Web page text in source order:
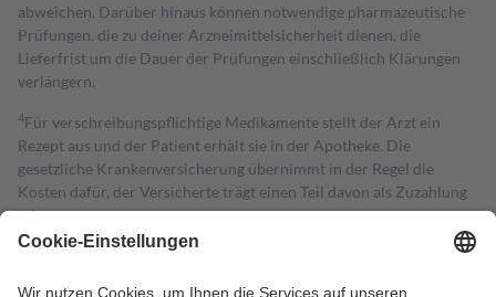
abweichen. Darüber hinaus können notwendige pharmazeutische
Prüfungen, die zu deiner Arzneimittelsicherheit dienen, die
Lieferfrist um die Dauer der Prüfungen einschließlich Klärungen
verlängern.
4Für verschreibungspflichtige Medikamente stellt der Arzt ein
Rezept aus und der Patient erhält sie in der Apotheke. Die
gesetzliche Krankenversicherung übernimmt in der Regel die
Kosten dafür, der Versicherte trägt einen Teil davon als Zuzahlung
mit.
Grundsätzlich leisten Mitglieder Zuzahlungen in Höhe von zehn
höchstens zehn Euro.
Es sind jedoch nie mehr als die tatsächlichen